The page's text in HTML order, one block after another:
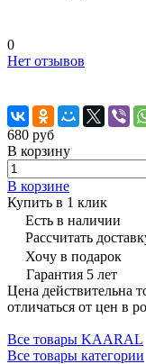
0
Нет отзывов
680 руб
В корзину
В корзине
Купить в 1 клик
Есть в наличии
Рассчитать
Хочу в подарок
Гарантия 5 лет
Цена действительна
отличаться от цен в
Все товары KAARAL
Все товары категории